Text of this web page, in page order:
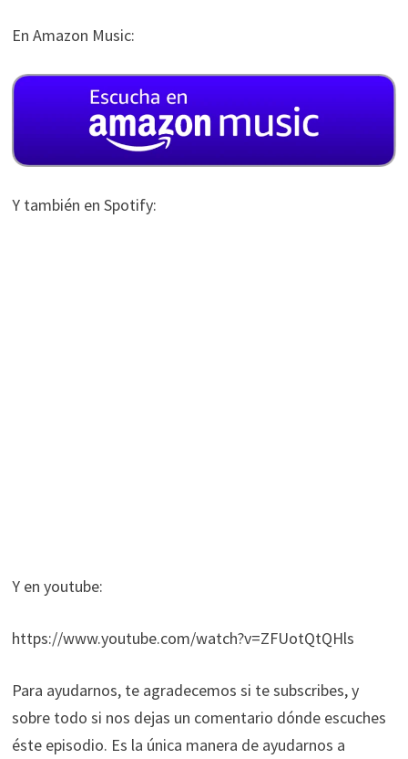
En Amazon Music:
Y también en Spotify:
Y en youtube:
https://www.youtube.com/watch?v=ZFUotQtQHls
Para ayudarnos, te agradecemos si te subscribes, y
sobre todo si nos dejas un comentario dónde escuches
éste episodio. Es la única manera de ayudarnos a